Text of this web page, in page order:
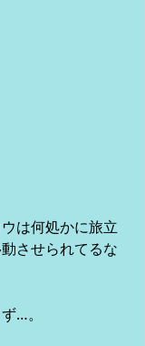
は何処かに旅立
させられてるな
…。